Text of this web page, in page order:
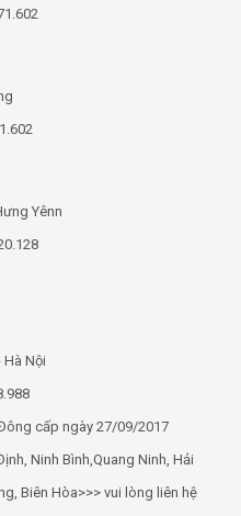
Yênn
Nội
cấp ngày 27/09/2017
Ninh Bình,Quang Ninh, Hải
Biên Hòa>>> vui lòng liên hệ